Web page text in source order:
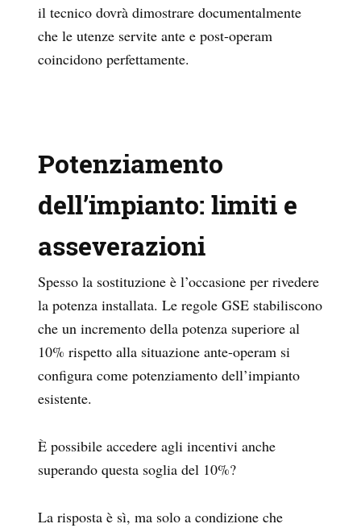
il tecnico dovrà dimostrare documentalmente
che le utenze servite ante e post-operam
coincidono perfettamente.
Potenziamento
dell’impianto: limiti e
asseverazioni
Spesso la sostituzione è l’occasione per rivedere
la potenza installata. Le regole GSE stabiliscono
che un incremento della potenza superiore al
10% rispetto alla situazione ante-operam si
configura come potenziamento dell’impianto
esistente.
È possibile accedere agli incentivi anche
superando questa soglia del 10%?
La risposta è sì, ma solo a condizione che